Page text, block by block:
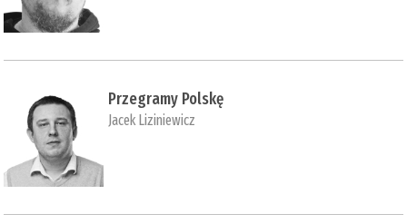
Przegramy Polskę
Jacek Liziniewicz